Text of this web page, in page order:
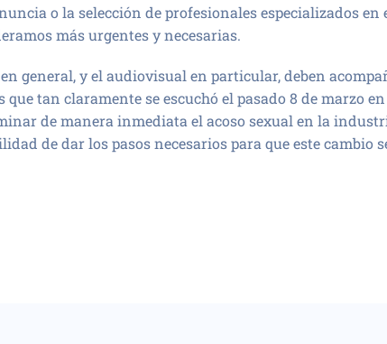
o la selección de profesionales especializados
más urgentes y necesarias.
general, y el audiovisual en particular, deben
que tan claramente se escuchó el pasado 8 de marzo
de manera inmediata el acoso sexual en la
de dar los pasos necesarios para que este cambio